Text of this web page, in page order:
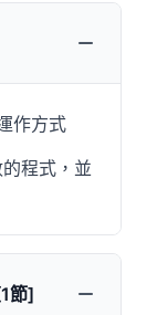
作方式
程式，並
節]